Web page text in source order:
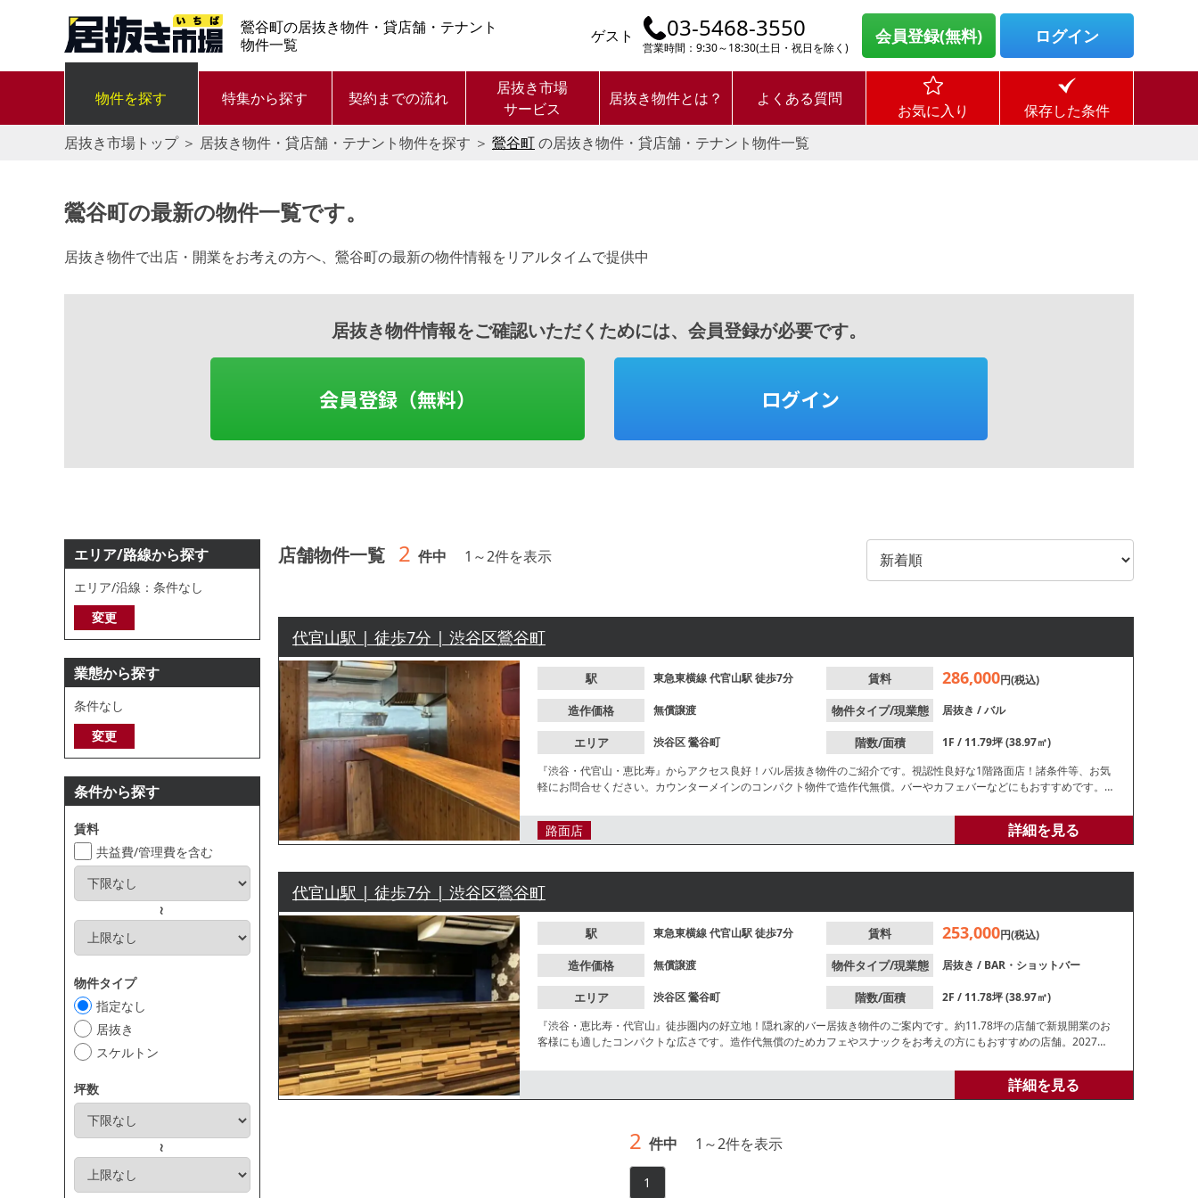
鶯谷町の居抜き物件・貸店舗・テナント
物件一覧
ゲスト 03-5468-3550
営業時間：9:30～18:30(土日・祝日を除く)
会員登録(無料) ログイン
物件を探す 特集から探す 契約までの流れ
居抜き市場
サービス
居抜き物件とは？ よくある質問
お気に入り
保存した条件
居抜き市場トップ＞ 居抜き物件・貸店舗・テナント物件を探す ＞ 鶯谷町の居抜き物件・貸店舗・テナント物件一覧
鶯谷町の最新の物件一覧です。
居抜き物件で出店・開業をお考えの方へ、鶯谷町の最新の物件情報をリアルタイムで提供中
居抜き物件情報をご確認いただくためには、会員登録が必要です。
会員登録（無料） ログイン
エリア/路線から探す
エリア/沿線：条件なし
変更
業態から探す
条件なし
変更
条件から探す
賃料
共益費/管理費を含む
～
物件タイプ
指定なし
居抜き
スケルトン
坪数
～
店舗物件一覧 2 件中 1 ～2件を表示
代官山駅 | 徒歩7分 | 渋谷区鶯谷町
駅 東急東横線代官山駅徒歩7分 賃料 286,000円(税込)
造作価格 無償譲渡 物件タイプ/現業態 居抜き /バル
エリア 渋谷区鶯谷町 階数/面積
1F / 11.79坪 (38.97㎡)
『渋谷・代官山・恵比寿』からアクセス良好！バル居抜き物件のご紹介です。視認性良好な1階路面店！諸条件等、お気
軽にお問合せください。カウンターメインのコンパクト物件で造作代無償。バーやカフェバーなどにもおすすめです。
路面店 詳細を見る
代官山駅 | 徒歩7分 | 渋谷区鶯谷町
駅 東急東横線代官山駅徒歩7分 賃料 253,000円(税込)
造作価格 無償譲渡 物件タイプ/現業態 居抜き / BAR・ショットバー
エリア 渋谷区鶯谷町 階数/面積
2F / 11.78坪 (38.97㎡)
『渋谷・恵比寿・代官山』徒歩圏内の好立地！隠れ家的バー居抜き物件のご案内です。約11.78坪の店舗で新規開業のお
客様にも適したコンパクトな広さです。造作代無償のためカフェやスナックをお考えの方にもおすすめの店舗。2027年6
詳細を見る
2 件中 1 ～2件を表示
1